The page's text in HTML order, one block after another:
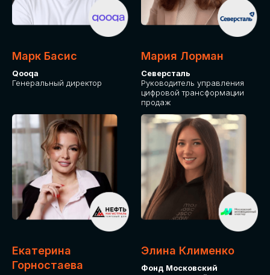
Марк Басис
Qooqa
Генеральный директор
Мария Лорман
Северсталь
Руководитель управления
цифровой трансформации
продаж
Екатерина
Горностаева
Элина Клименко
Фонд Московский
Приглашаем стать партнером GLOBAL
TECH FORUM и презентовать ваши
решения целевой аудитории. Будем
СТАНЬТЕ
ЭКСПОНЕНТОМ
IT Solutions for Business